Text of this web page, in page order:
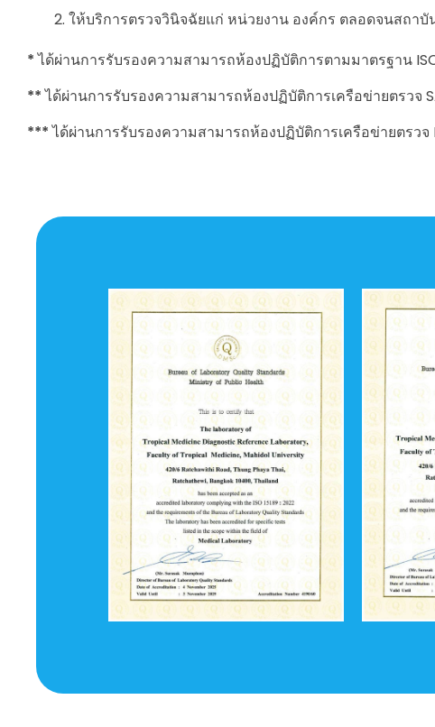
ให้บริการตรวจวินิจฉัยแก่ หน่วยงาน องค์กร ตลอดจนสถาบั
*ได้ผ่านการรับรองความสามารถห้องปฏิบัติการตามมาตรฐาน ISO
**ได้ผ่านการรับรองความสามารถห้องปฏิบัติการเครือข่ายตรวจ
***ได้ผ่านการรับรองความสามารถห้องปฏิบัติการเครือข่ายตรว